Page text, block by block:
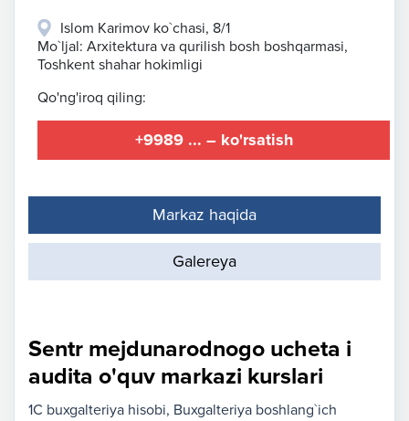
Islom Karimov ko`chasi, 8/1
Mo`ljal: Arxitektura va qurilish bosh boshqarmasi,
Toshkent shahar hokimligi
Qo'ng'iroq qiling:
+9989 ... – ko'rsatish
Markaz haqida
Galereya
Sentr mejdunarodnogo ucheta i
audita o'quv markazi kurslari
1C buxgalteriya hisobi Buxgalteriya boshlang`ich